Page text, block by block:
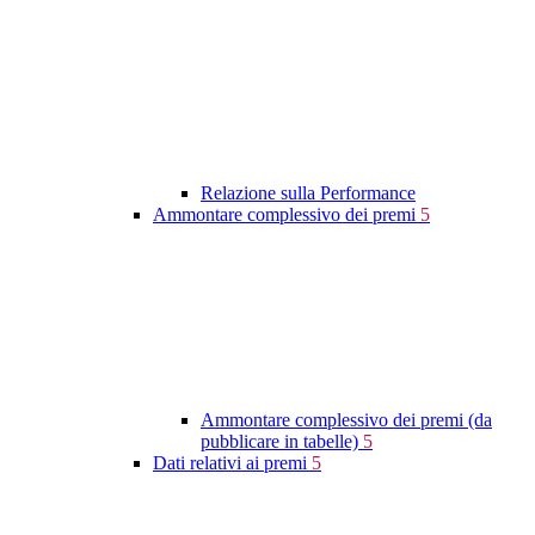
Relazione sulla Performance
Ammontare complessivo dei premi 5
Ammontare complessivo dei premi (da
pubblicare in tabelle) 5
Dati relativi ai premi 5